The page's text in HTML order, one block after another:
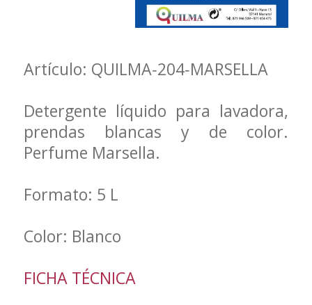
Artículo: QUILMA‐204‐MARSELLA
Detergente líquido para lavadora,
prendas blancas y de color.
Perfume Marsella.
Formato: 5 L
Color: Blanco
FICHA TÉCNICA